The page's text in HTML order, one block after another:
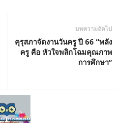
บทความถัดไป
คุรุสภาจัดงานวันครู ปี 66 “พลัง
ครู คือ หัวใจพลิกโฉมคุณภาพ
การศึกษา”